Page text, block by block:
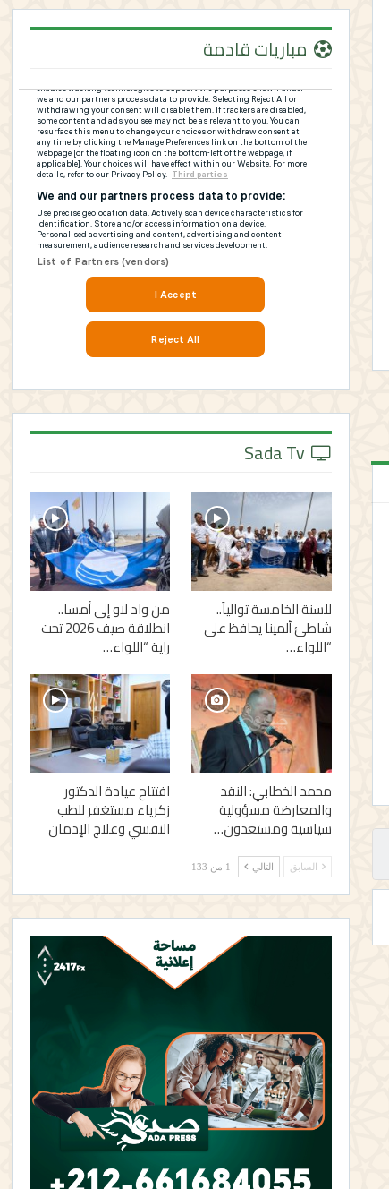
مباريات قادمة
للسنة الخامسة توالياً..
شاطئ ألمينا يحافظ على
“اللواء…
من واد لاو إلى أمسا..
انطلاقة صيف 2026 تحت
راية “اللواء…
محمد الخطابي: النقد
والمعارضة مسؤولية
سياسية ومستعدون…
افتتاح عيادة الدكتور
زكرياء مستغفر للطب
النفسي وعلاج الإدمان
السابق التالي 1 من 133